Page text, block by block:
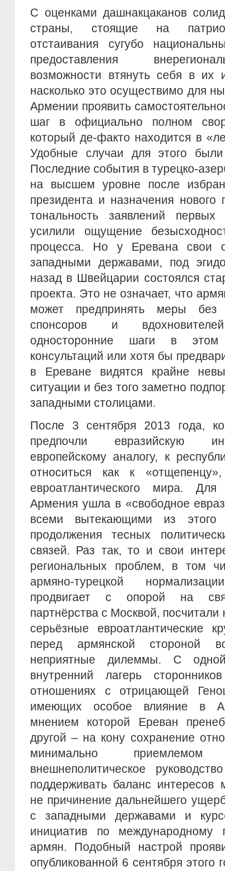
С оценками дашнакцаканов
страны, стоящие на
отстаивания сугубо
предоставления
возможности втянуть себя в их
насколько это осуществимо для
Армении проявить
шаг в официально полном
который де-факто находится в
Удобные случаи для этого
Последние события в турецко-
на высшем уровне после
президента и назначения нового
тональность заявлений
усилили ощущение
процесса. Но у Еревана свои
западными державами, под
назад в Швейцарии состоялся
проекта. Это не означает, что
может предпринять меры без
спонсоров и
односторонние шаги в этом
консультаций или хотя бы
в Ереване видятся крайне
ситуации и без того заметно
западными столицами.
После 3 сентября 2013 года,
предпочли евразийскую
европейскому аналогу, к
относиться как к
евроатлантического мира.
Армения ушла в «свободное
всеми вытекающими из этого
продолжения тесных
связей. Раз так, то и свои
региональных проблем, в том
армяно-турецкой
продвигает с опорой на
партнёрства с Москвой, посчитали
серьёзные евроатлантические
перед армянской стороной
неприятные дилеммы. С
внутренний лагерь
отношениях с отрицающей
имеющих особое влияние в
мнением которой Ереван
другой – на кону сохранение
минимально
внешнеполитическое
поддерживать баланс интересов
не причинение дальнейшего
с западными державами и
инициатив по международному
армян. Подобный настрой
опубликованной 6 сентября этого